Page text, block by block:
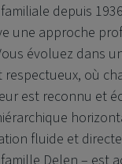
depuis
une approche
évoluez dans
respectueux, où
est reconnu et
fluide et